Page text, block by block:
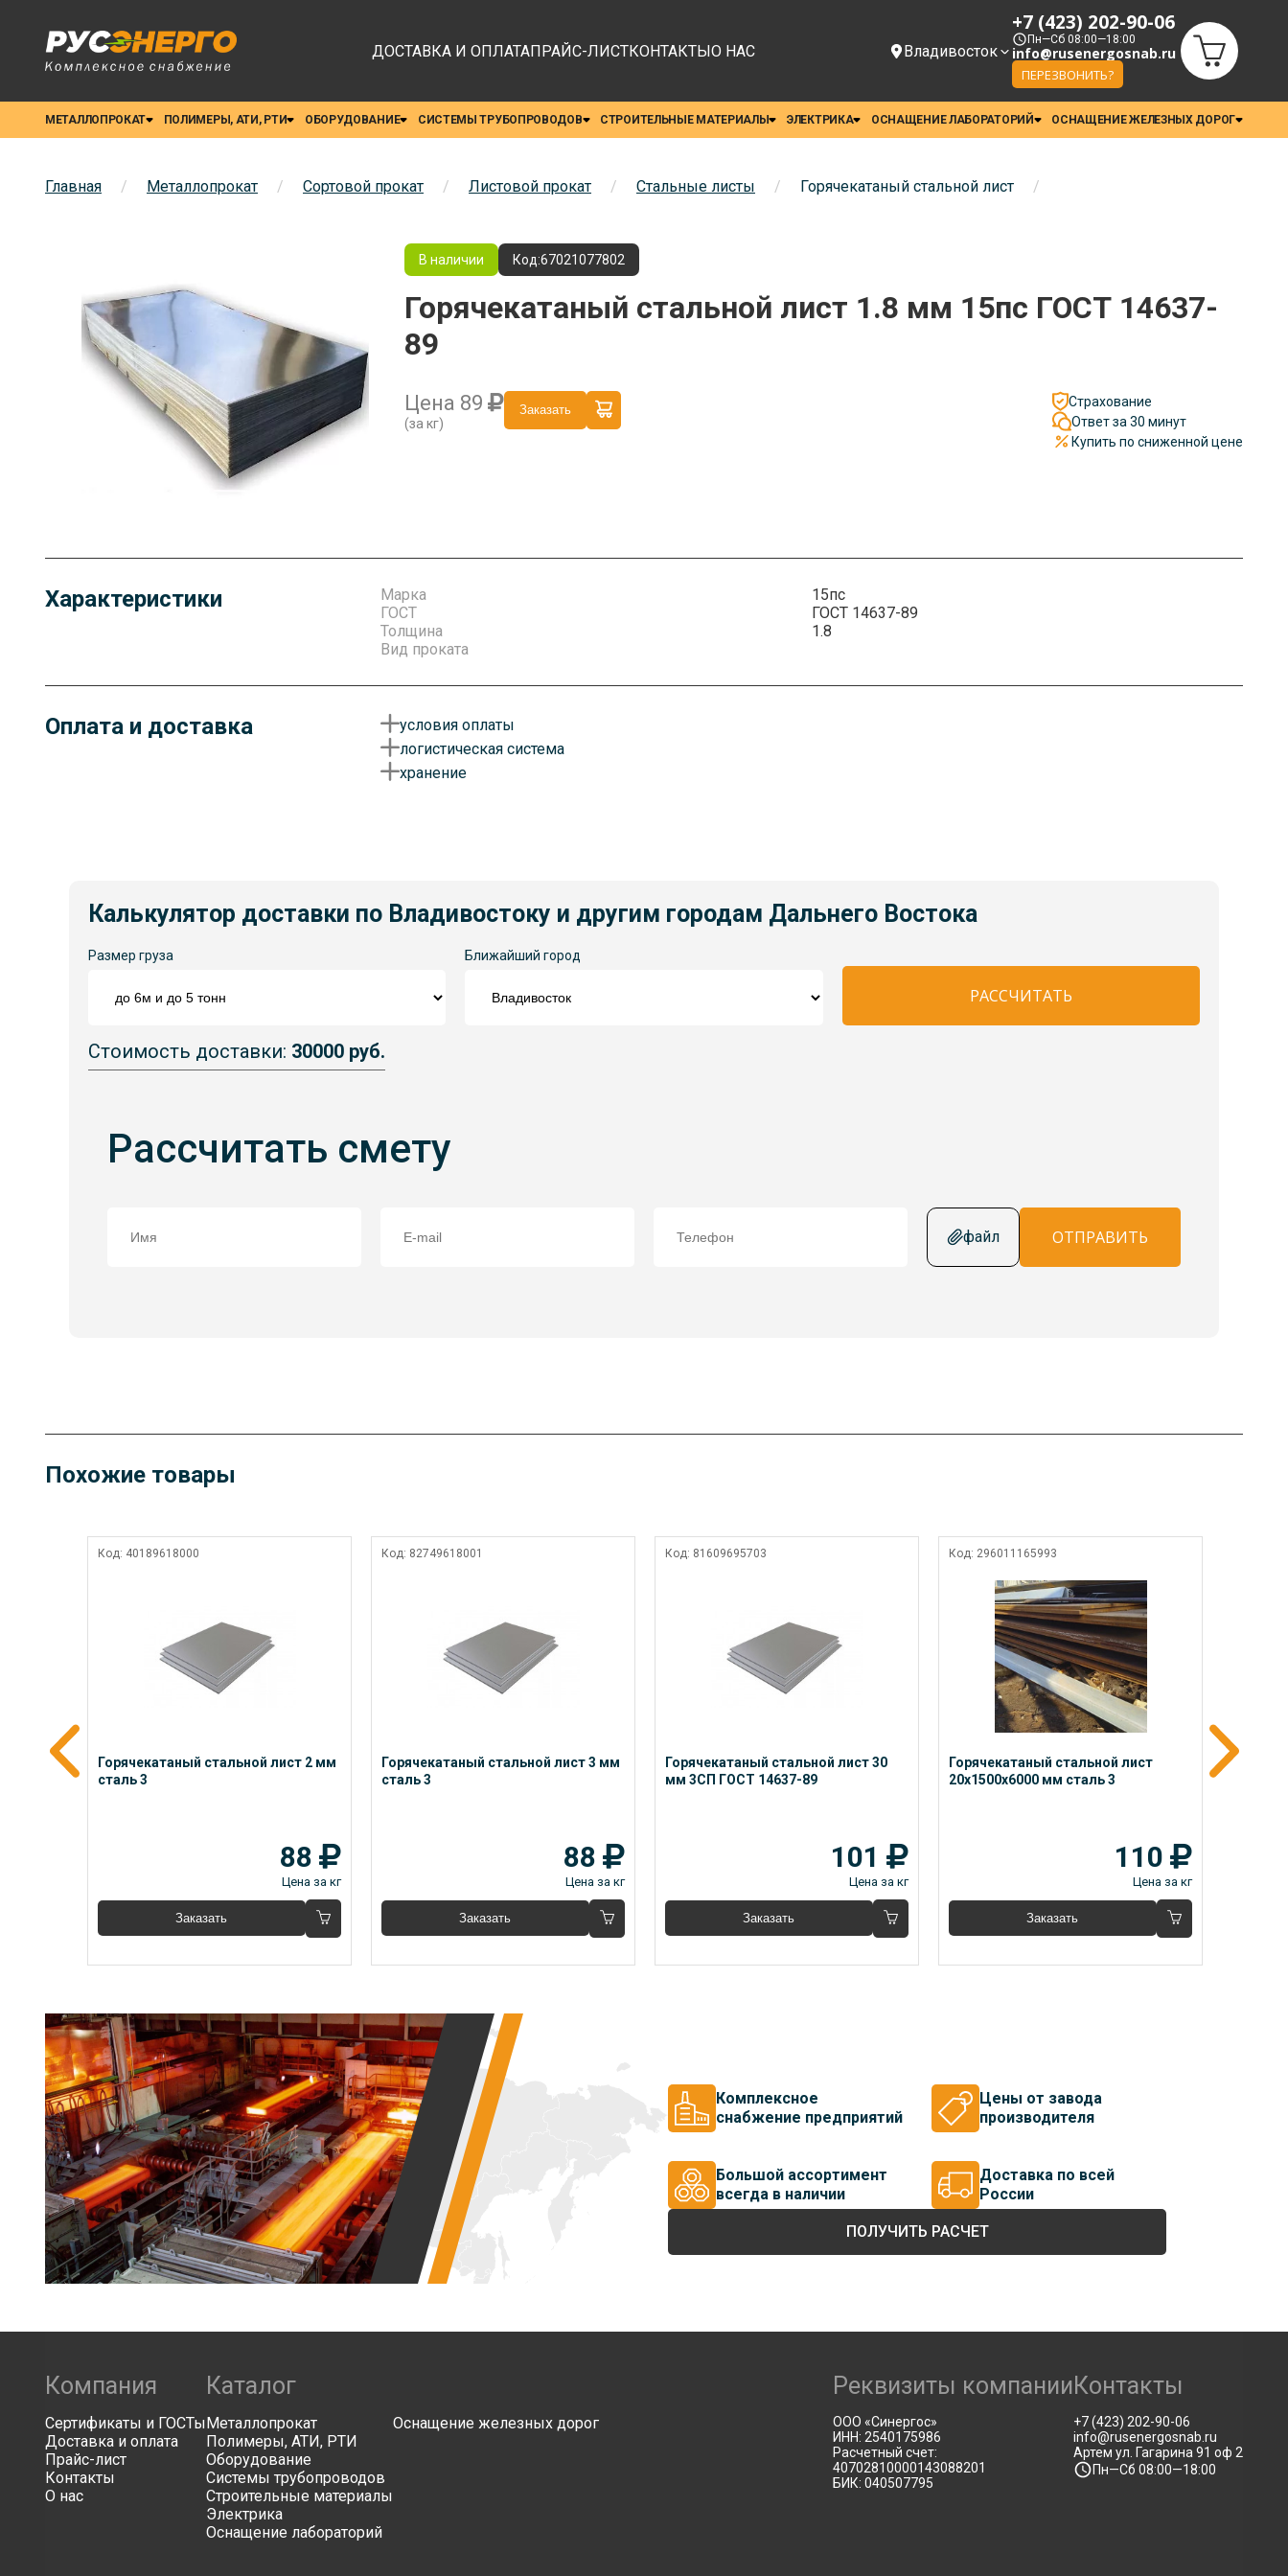
ДОСТАВКА И ОПЛАТАПРАЙС-ЛИСТКОНТАКТЫО НАС Владивосток
+7 (423) 202-90-06
Пн—Сб 08:00—18:00
info@rusenergosnab.ru
ПЕРЕЗВОНИТЬ?
МЕТАЛЛОПРОКАТ ПОЛИМЕРЫ, АТИ, РТИ ОБОРУДОВАНИЕ СИСТЕМЫ ТРУБОПРОВОДОВ СТРОИТЕЛЬНЫЕ МАТЕРИАЛЫ ЭЛЕКТРИКА ОСНАЩЕНИЕ ЛАБОРАТОРИЙ ОСНАЩЕНИЕ ЖЕЛЕЗНЫХ ДОРОГ
Главная / Металлопрокат / Сортовой прокат / Листовой прокат / Стальные листы / Горячекатаный стальной лист /
В наличии Код:67021077802
Горячекатаный стальной лист 1.8 мм 15пс ГОСТ 14637-
89
Цена 89
(за кг)
Заказать
Страхование
Ответ за 30 минут
Купить по сниженной цене
Характеристики Марка
15пс
ГОСТ
ГОСТ 14637-89
Толщина
1.8
Вид проката
Оплата и доставка условия оплаты
Оплату можно произвести удобным для вас способом. Есть как наличный так и безналичный расчет. Документы отправим по
указанному вами адресу любым удобным для вас способом. В зависимости от объема предоставляем скидку до 36%.
логистическая система
Доставим ваш товар транспортными компаниями, автомобилями, по железной дороге или самолетом. Отгрузка происходит в
хранение
Калькулятор доставки по Владивостоку и другим городам Дальнего Востока
Размер груза Ближайший город
РАССЧИТАТЬ
Стоимость доставки: 30000 руб.
Рассчитать смету
файл ОТПРАВИТЬ
Похожие товары
Код: 40189618000
Горячекатаный стальной лист 2 мм
сталь 3
88
Цена за кг
Заказать
Код: 82749618001
Горячекатаный стальной лист 3 мм
сталь 3
88
Цена за кг
Заказать
Код: 81609695703
Горячекатаный стальной лист 30
мм 3СП ГОСТ 14637-89
101
Цена за кг
Заказать
Код: 296011165993
Горячекатаный стальной лист
20х1500х6000 мм сталь 3
110
Цена за кг
Заказать
Комплексное
снабжение предприятий
Цены от завода
производителя
Большой ассортимент
всегда в наличии
Доставка по всей
России
ПОЛУЧИТЬ РАСЧЕТ
Компания
Сертификаты и ГОСТы
Доставка и оплата
Прайс-лист
Контакты
О нас
Каталог
Металлопрокат
Полимеры, АТИ, РТИ
Оборудование
Системы трубопроводов
Строительные материалы
Электрика
Оснащение лабораторий
Оснащение железных дорог
Реквизиты компании
ООО «Синергос»
ИНН: 2540175986
Расчетный счет:
40702810000143088201
БИК: 040507795
Контакты
+7 (423) 202-90-06
info@rusenergosnab.ru
Артем ул. Гагарина 91 оф 2
Пн—Сб 08:00—18:00